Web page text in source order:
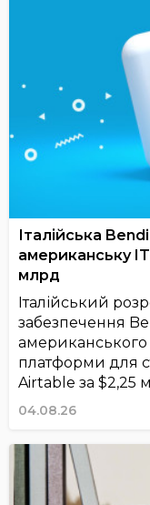
Італійська
американську
млрд
Італійський
забезпечення
платформи для
Airtable за $2,25
04.08.26